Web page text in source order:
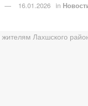
16.01.2026 in